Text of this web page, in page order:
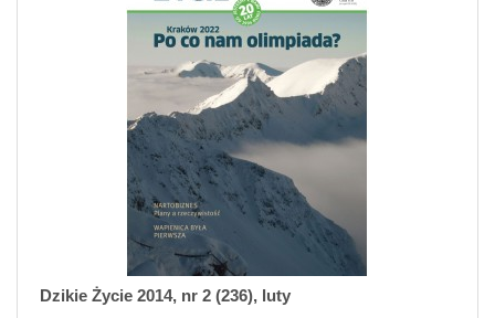
Dzikie Życie 2014, nr 2 (236), luty